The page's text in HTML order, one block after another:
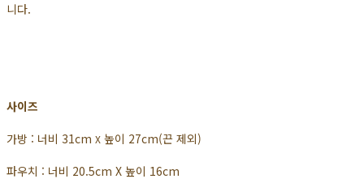
니다.
사이즈
가방 : 너비 31cm X 높이 27cm(끈 제외)
파우치 : 너비 20.5cm X 높이 16cm